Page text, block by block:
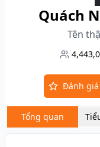
Quách
Tên
Đánh giá
Tổng quan